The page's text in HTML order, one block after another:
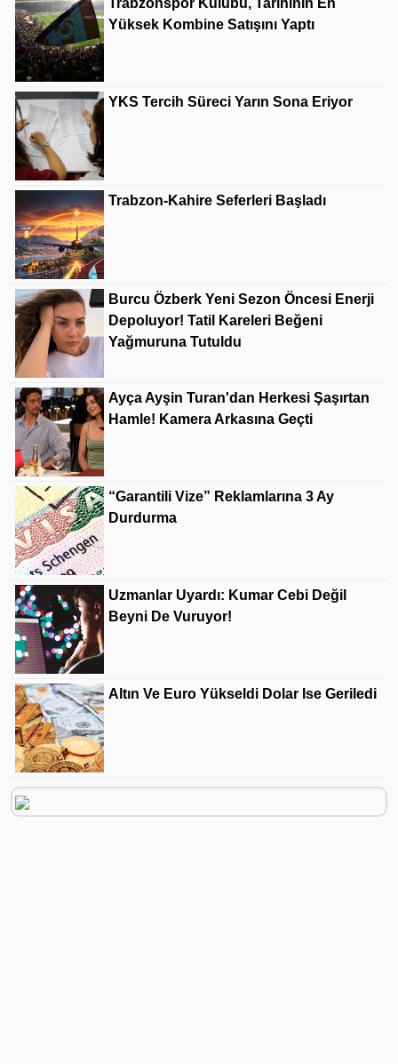
Trabzonspor Kulübü, Tarihinin En
Yüksek Kombine Satışını Yaptı
YKS Tercih Süreci Yarın Sona Eriyor
Trabzon-Kahire Seferleri Başladı
Burcu Özberk Yeni Sezon Öncesi Enerji
Depoluyor! Tatil Kareleri Beğeni
Yağmuruna Tutuldu
Ayça Ayşin Turan'dan Herkesi Şaşırtan
Hamle! Kamera Arkasına Geçti
“Garantili Vize” Reklamlarına 3 Ay
Durdurma
Uzmanlar Uyardı: Kumar Cebi Değil
Beyni De Vuruyor!
Altın Ve Euro Yükseldi Dolar Ise Geriledi